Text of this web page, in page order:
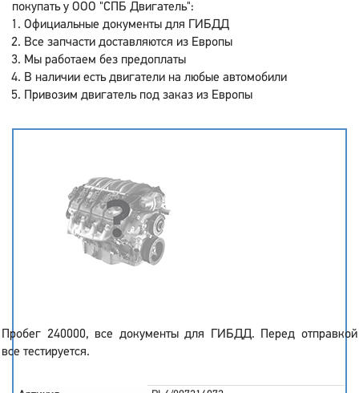
покупать у ООО "СПБ Двигатель":
Официальные документы для ГИБДД
Все запчасти доставляются из Европы
Мы работаем без предоплаты
В наличии есть двигатели на любые автомобили
Привозим двигатель под заказ из Европы
Пробег 240000, все документы для ГИБДД. Перед отправкой
все тестируется.